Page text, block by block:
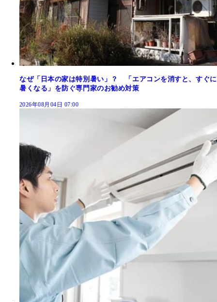
なぜ「日本の家は特別暑い」？ 「エアコンを消すと、すぐに
暑くなる」を防ぐ専門家のお勧め対策
2026年08月04日 07:00